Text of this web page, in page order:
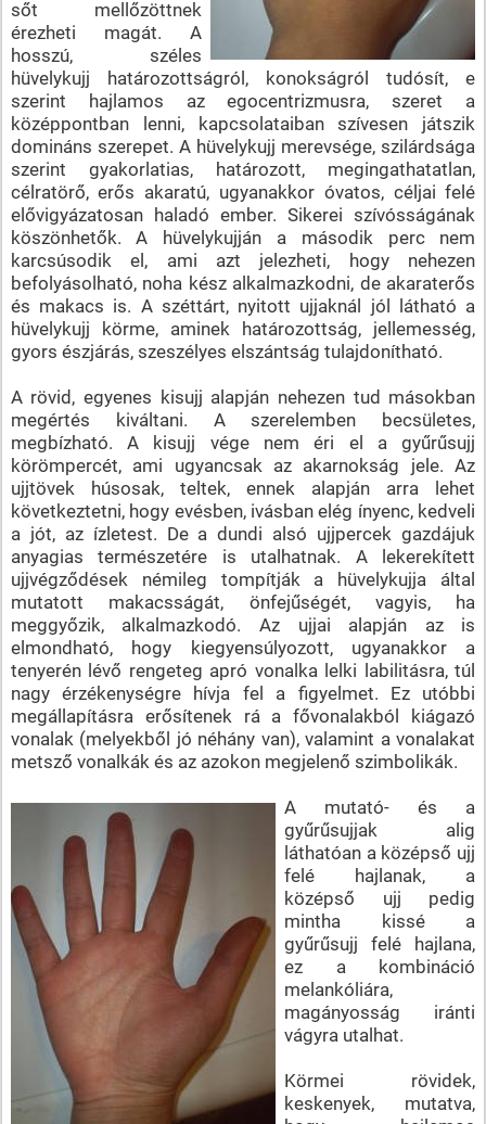
sőt mellőzöttnek
érezheti magát. A
hosszú, széles
hüvelykujj határozottságról, konokságról tudósít, e
szerint hajlamos az egocentrizmusra, szeret a
középpontban lenni, kapcsolataiban szívesen játszik
domináns szerepet. A hüvelykujj merevsége, szilárdsága
szerint gyakorlatias, határozott, megingathatatlan,
célratörő, erős akaratú, ugyanakkor óvatos, céljai felé
elővigyázatosan haladó ember. Sikerei szívósságának
köszönhetők. A hüvelykujján a második perc nem
karcsúsodik el, ami azt jelezheti, hogy nehezen
befolyásolható, noha kész alkalmazkodni, de akaraterős
és makacs is. A széttárt, nyitott ujjaknál jól látható a
hüvelykujj körme, aminek határozottság, jellemesség,
gyors észjárás, szeszélyes elszántság tulajdonítható.
A rövid, egyenes kisujj alapján nehezen tud másokban
megértés kiváltani. A szerelemben becsületes,
megbízható. A kisujj vége nem éri el a gyűrűsujj
körömpercét, ami ugyancsak az akarnokság jele. Az
ujjtövek húsosak, teltek, ennek alapján arra lehet
következtetni, hogy evésben, ivásban elég ínyenc, kedveli
a jót, az ízletest. De a dundi alsó ujjpercek gazdájuk
anyagias természetére is utalhatnak. A lekerekített
ujjvégződések némileg tompítják a hüvelykujja által
mutatott makacsságát, önfejűségét, vagyis, ha
meggyőzik, alkalmazkodó. Az ujjai alapján az is
elmondható, hogy kiegyensúlyozott, ugyanakkor a
tenyerén lévő rengeteg apró vonalka lelki labilitásra, túl
nagy érzékenységre hívja fel a figyelmet. Ez utóbbi
megállapításra erősítenek rá a fővonalakból kiágazó
vonalak (melyekből jó néhány van), valamint a vonalakat
metsző vonalkák és az azokon megjelenő szimbolikák.
A mutató- és a
gyűrűsujjak alig
láthatóan a középső ujj
felé hajlanak, a
középső ujj pedig
mintha kissé a
gyűrűsujj felé hajlana,
ez a kombináció
melankóliára,
magányosság iránti
vágyra utalhat.
Körmei rövidek,
keskenyek, mutatva,